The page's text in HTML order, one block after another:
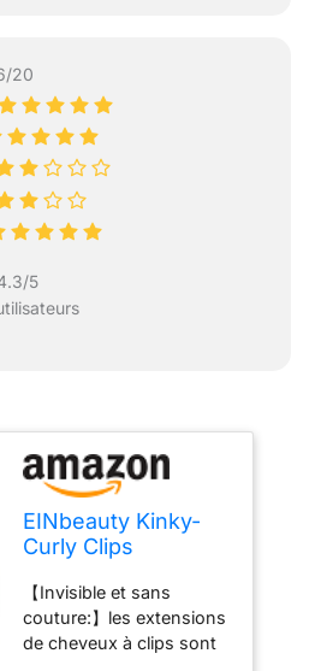
20
5
EINbeauty Kinky-
Curly Clips
Cheveux Naturel
240g-16pcs
Invisibles à Clip
【Invisible et sans
couture:】les extensions
de cheveux à clips sont